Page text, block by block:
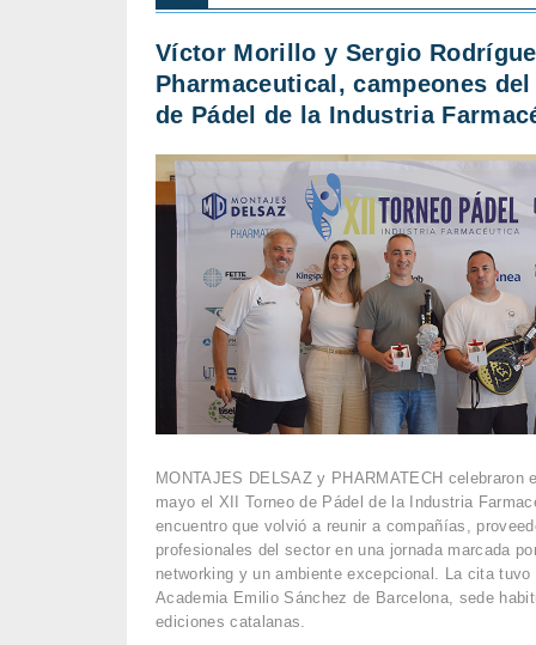
Víctor Morillo y Sergio
Pharmaceutical, campeones
de Pádel de la Industria
MONTAJES DELSAZ y PHARMATECH celebraron
mayo el XII Torneo de Pádel de la Industria
encuentro que volvió a reunir a compañías,
profesionales del sector en una jornada marcada
networking y un ambiente excepcional. La cita tuvo
Academia Emilio Sánchez de Barcelona, sede
ediciones catalanas.